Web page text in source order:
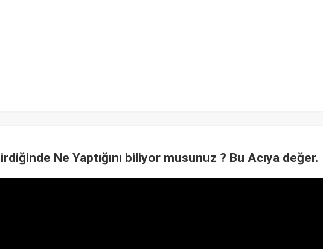
Ne Yaptığını biliyor musunuz ? Bu Acıya değer.